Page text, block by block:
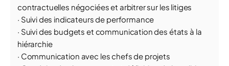
contractuelles négociées et arbitrer sur les litiges
· Suivi des indicateurs de performance
· Suivi des budgets et communication des états à la
hiérarchie
· Communication avec les chefs de projets